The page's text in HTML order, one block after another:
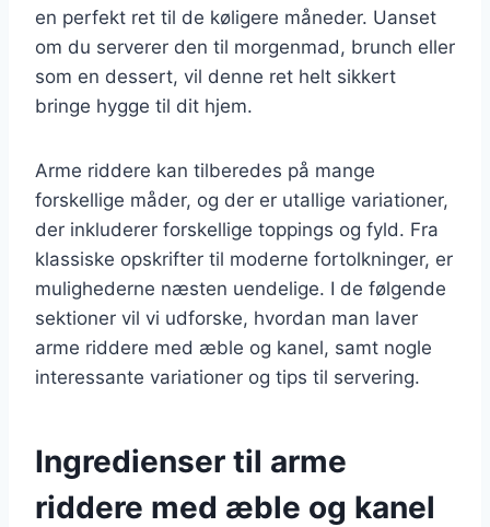
en perfekt ret til de køligere måneder. Uanset
om du serverer den til morgenmad, brunch eller
som en dessert, vil denne ret helt sikkert
bringe hygge til dit hjem.
Arme riddere kan tilberedes på mange
forskellige måder, og der er utallige variationer,
der inkluderer forskellige toppings og fyld. Fra
klassiske opskrifter til moderne fortolkninger, er
mulighederne næsten uendelige. I de følgende
sektioner vil vi udforske, hvordan man laver
arme riddere med æble og kanel, samt nogle
interessante variationer og tips til servering.
Ingredienser til arme
riddere med æble og kanel